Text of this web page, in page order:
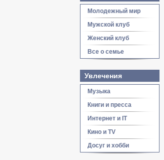
Молодежный мир
Мужской клуб
Женский клуб
Все о семье
Увлечения
Музыка
Книги и пресса
Интернет и IT
Кино и TV
Досуг и хобби